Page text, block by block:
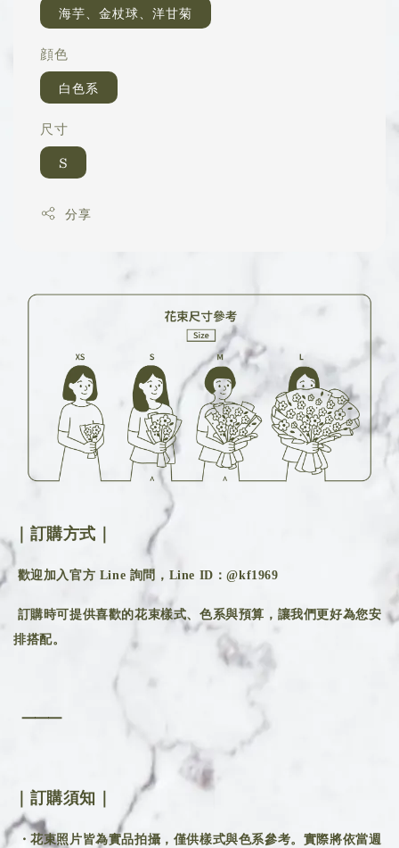
海芋、金杖球、洋甘菊
顔色
白色系
尺寸
S
分享
｜訂購方式｜
歡迎加入官方 Line 詢問，Line ID：@kf1969
訂購時可提供喜歡的花束樣式、色系與預算，讓我們更好為您安
排搭配。
⸻
｜訂購須知｜
・花束照片皆為實品拍攝，僅供樣式與色系參考。實際將依當週